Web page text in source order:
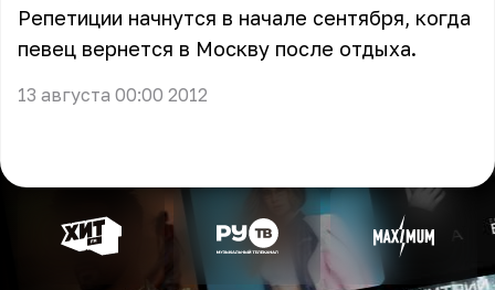
Репетиции начнутся в начале сентября, когда
певец вернется в Москву после отдыха.
13 августа 00:00 2012